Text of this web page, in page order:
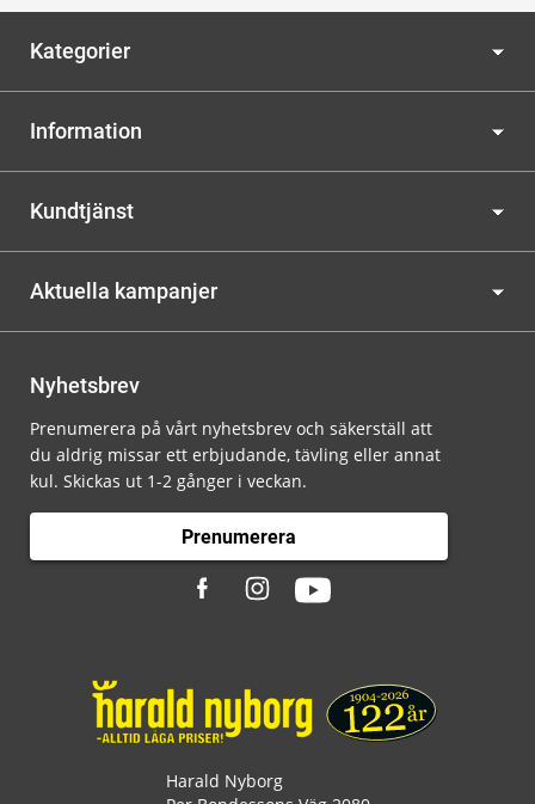
Kategorier
Information
Kundtjänst
Aktuella kampanjer
Nyhetsbrev
Prenumerera på vårt nyhetsbrev och säkerställ att
du aldrig missar ett erbjudande, tävling eller annat
kul. Skickas ut 1-2 gånger i veckan.
Prenumerera
Harald Nyborg